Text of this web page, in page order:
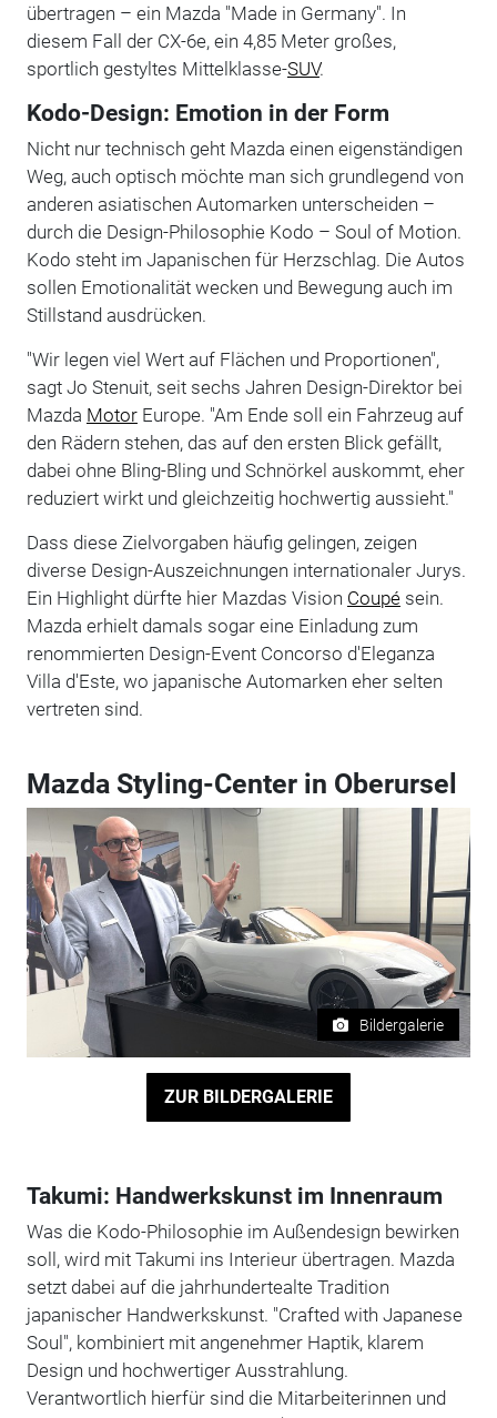
übertragen – ein Mazda "Made in Germany". In
diesem Fall der CX-6e, ein 4,85 Meter großes,
sportlich gestyltes Mittelklasse-SUV.
Kodo-Design: Emotion in der Form
Nicht nur technisch geht Mazda einen eigenständigen
Weg, auch optisch möchte man sich grundlegend von
anderen asiatischen Automarken unterscheiden –
durch die Design-Philosophie Kodo – Soul of Motion.
Kodo steht im Japanischen für Herzschlag. Die Autos
sollen Emotionalität wecken und Bewegung auch im
Stillstand ausdrücken.
"Wir legen viel Wert auf Flächen und Proportionen",
sagt Jo Stenuit, seit sechs Jahren Design-Direktor bei
Mazda MotorEurope. "Am Ende soll ein Fahrzeug auf
den Rädern stehen, das auf den ersten Blick gefällt,
dabei ohne Bling-Bling und Schnörkel auskommt, eher
reduziert wirkt und gleichzeitig hochwertig aussieht."
Dass diese Zielvorgaben häufig gelingen, zeigen
diverse Design-Auszeichnungen internationaler Jurys.
Ein Highlight dürfte hier Mazdas Vision Coupésein.
Mazda erhielt damals sogar eine Einladung zum
renommierten Design-Event Concorso d'Eleganza
Villa d'Este, wo japanische Automarken eher selten
vertreten sind.
Mazda Styling-Center in Oberursel
Bildergalerie
ZUR BILDERGALERIE
Takumi: Handwerkskunst im Innenraum
Was die Kodo-Philosophie im Außendesign bewirken
soll, wird mit Takumi ins Interieur übertragen. Mazda
setzt dabei auf die jahrhundertealte Tradition
japanischer Handwerkskunst. "Crafted with Japanese
Soul", kombiniert mit angenehmer Haptik, klarem
Design und hochwertiger Ausstrahlung.
Verantwortlich hierfür sind die Mitarbeiterinnen und